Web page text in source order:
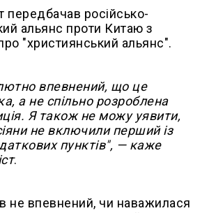
передбачав російсько-
альянс проти Китаю з
"християнський альянс".
впевнений, що це
а не спільно розроблена
Я також не можу уявити,
не включили перший із
пунктів", — каже
.
не впевнений, чи наважилася